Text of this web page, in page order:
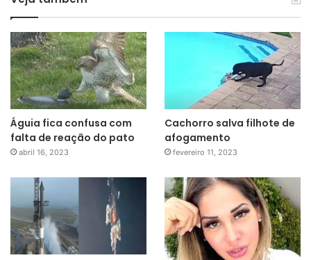
Águia fica confusa com
falta de reação do pato
abril 16, 2023
Cachorro salva filhote de
afogamento
fevereiro 11, 2023